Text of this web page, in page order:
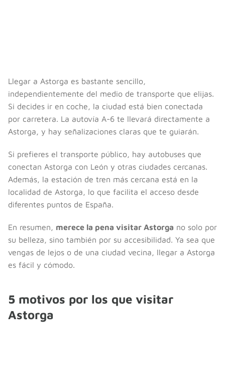
Llegar a Astorga es bastante sencillo,
independientemente del medio de transporte que elijas.
Si decides ir en coche, la ciudad está bien conectada
por carretera. La autovía A-6 te llevará directamente a
Astorga, y hay señalizaciones claras que te guiarán.
Si prefieres el transporte público, hay autobuses que
conectan Astorga con León y otras ciudades cercanas.
Además, la estación de tren más cercana está en la
localidad de Astorga, lo que facilita el acceso desde
diferentes puntos de España.
En resumen, merece la pena visitar Astorga no solo por
su belleza, sino también por su accesibilidad. Ya sea que
vengas de lejos o de una ciudad vecina, llegar a Astorga
es fácil y cómodo.
5 motivos por los que visitar
Astorga